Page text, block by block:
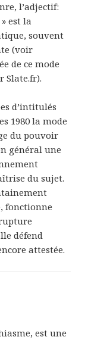
l’adjectif:
est la
souvent
(voir
de ce mode
Slate.fr).
d’intitulés
1980 la mode
du pouvoir
général une
du sujet.
fonctionne
défend
attestée.
est une